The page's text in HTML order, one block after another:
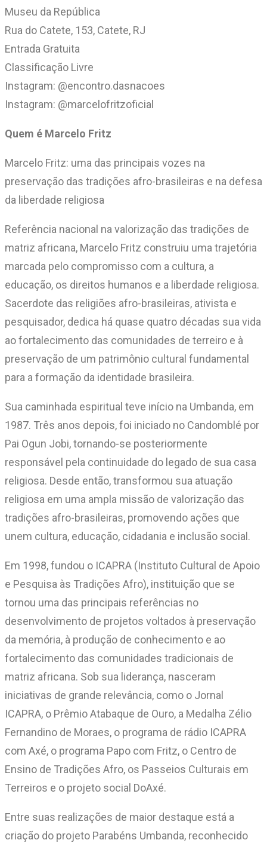
Museu da República
Rua do Catete, 153, Catete, RJ
Entrada Gratuita
Classificação Livre
Instagram: @encontro.dasnacoes
Instagram: @marcelofritzoficial
Quem é Marcelo Fritz
Marcelo Fritz: uma das principais vozes na
preservação das tradições afro-brasileiras e na defesa
da liberdade religiosa
Referência nacional na valorização das tradições de
matriz africana, Marcelo Fritz construiu uma trajetória
marcada pelo compromisso com a cultura, a
educação, os direitos humanos e a liberdade religiosa.
Sacerdote das religiões afro-brasileiras, ativista e
pesquisador, dedica há quase quatro décadas sua vida
ao fortalecimento das comunidades de terreiro e à
preservação de um patrimônio cultural fundamental
para a formação da identidade brasileira.
Sua caminhada espiritual teve início na Umbanda, em
1987. Três anos depois, foi iniciado no Candomblé por
Pai Ogun Jobi, tornando-se posteriormente
responsável pela continuidade do legado de sua casa
religiosa. Desde então, transformou sua atuação
religiosa em uma ampla missão de valorização das
tradições afro-brasileiras, promovendo ações que
unem cultura, educação, cidadania e inclusão social.
Em 1998, fundou o ICAPRA (Instituto Cultural de Apoio
e Pesquisa às Tradições Afro), instituição que se
tornou uma das principais referências no
desenvolvimento de projetos voltados à preservação
da memória, à produção de conhecimento e ao
fortalecimento das comunidades tradicionais de
matriz africana. Sob sua liderança, nasceram
iniciativas de grande relevância, como o Jornal
ICAPRA, o Prêmio Atabaque de Ouro, a Medalha Zélio
Fernandino de Moraes, o programa de rádio ICAPRA
com Axé, o programa Papo com Fritz, o Centro de
Ensino de Tradições Afro, os Passeios Culturais em
Terreiros e o projeto social DoAxé.
Entre suas realizações de maior destaque está a
criação do projeto Parabéns Umbanda, reconhecido